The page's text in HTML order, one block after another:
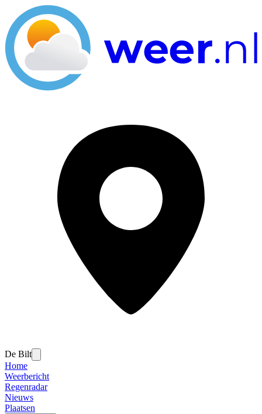
De Bilt
Home
Weerbericht
Regenradar
Nieuws
Plaatsen